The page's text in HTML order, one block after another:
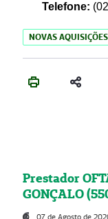
Telefone:
NOVAS AQUISIÇÕES
Prestador
GONÇALO
07 de Agosto de